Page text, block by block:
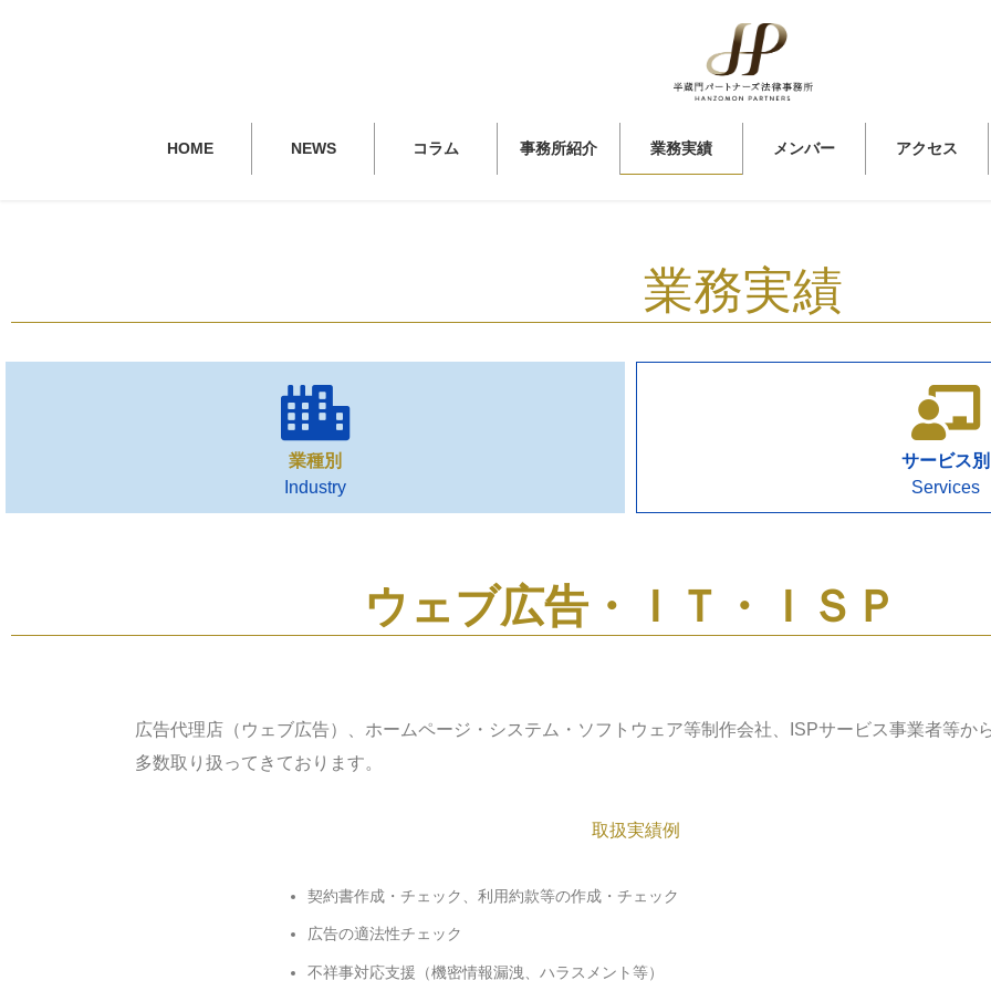
HOME NEWS コラム 事務所紹介 業務実績 メンバー アクセス
業務実績
業種別
Industry
サービス別
Services
ウェブ広告・ＩＴ・ＩＳＰ
広告代理店（ウェブ広告）、ホームページ・システム・ソフトウェア等制作会社、ISPサービス事業者等か
多数取り扱ってきております。
取扱実績例
契約書作成・チェック、利用約款等の作成・チェック
広告の適法性チェック
不祥事対応支援（機密情報漏洩、ハラスメント等）